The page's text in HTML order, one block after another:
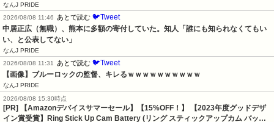
なんJ PRIDE
2026/08/08 11:46
あとで読む 🐦Tweet
中居正広（無職）、熊本に多額の寄付していた。知人「誰にも知られなくてもい
い、と公表してない」
なんJ PRIDE
2026/08/08 11:31
あとで読む 🐦Tweet
【画像】ブルーロックの監督、キレるｗｗｗｗｗｗｗｗｗｗ
なんJ PRIDE
2026/08/08 15:30時点
[PR] 【Amazonデバイスサマーセール】【15%OFF！】 【2023年度グッドデザ
イン賞受賞】Ring Stick Up Cam Battery (リング スティックアップカム バッ…